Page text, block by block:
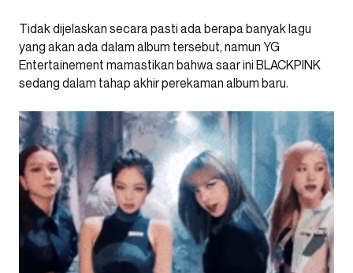
Tidak dijelaskan secara pasti ada berapa banyak lagu
yang akan ada dalam album tersebut, namun YG
Entertainement mamastikan bahwa saar ini BLACKPINK
sedang dalam tahap akhir perekaman album baru.